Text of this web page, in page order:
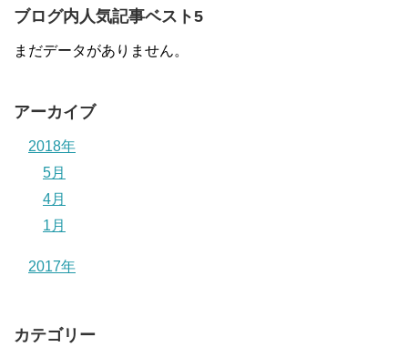
ブログ内人気記事ベスト5
まだデータがありません。
アーカイブ
2018年
5月
4月
1月
2017年
カテゴリー